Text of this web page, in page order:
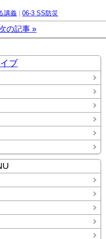
講義 06-3 SS防災
の記事 »
ブ